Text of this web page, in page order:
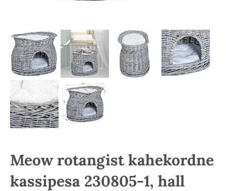
Meow rotangist kahekordne
kassipesa 230805-1, hall